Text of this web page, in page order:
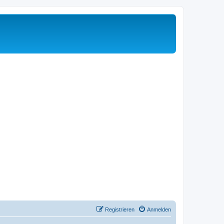
Anmelden
Registrieren